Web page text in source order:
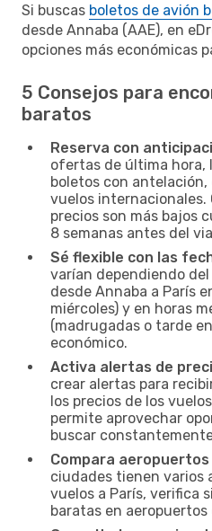
Si buscas boletos de avión
desde Annaba (AAE), en
opciones más económicas
5 Consejos para
baratos
Reserva con
ofertas de última hora,
boletos con antelación,
vuelos internacionales.
precios son más bajos
8 semanas antes del
Sé flexible con las
varían dependiendo
desde Annaba a París
miércoles) y en horas
(madrugadas o tarde
económico.
Activa alertas de
crear alertas para
los precios de los
permite aprovechar
buscar
Compara
ciudades tienen varios
vuelos a París, verifica
baratas en